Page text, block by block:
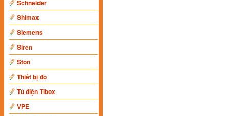
Schneider
Shimax
Siemens
Siren
Ston
Thiết bị đo
Tủ điện Tibox
VPE